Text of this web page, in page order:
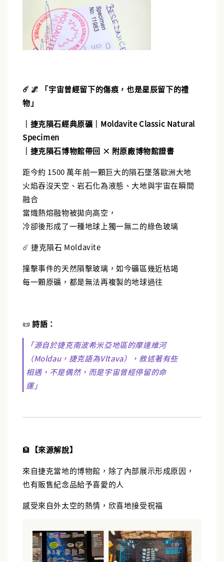
☄️ 🌌 「宇宙曾經留下的傷痕，也是星辰留下的禮
物」
｜捷克隕石經典原礦｜Moldavite Classic Natural
Specimen
｜捷克隕石博物館帶回 × 附原廠博物館證書
距今約 1500 萬年前一顆巨大的隕石墜落歐洲大地
火焰吞沒天空、岩石化為液態、大地與宇宙在瞬間
融合
當熾熱熔融物被拋向高空，
冷卻後形成了一種地球上獨一無二的綠色玻璃
☄️ 捷克隕石 Moldavite
撞擊事件的天然隕擊玻璃，如今礦區幾近枯竭
每一顆原礦，都是無法再複製的地球過往
📜詩語：
「源自於捷克南波希米亞地區的摩達維河
（Moldau，捷克語為Vltava），敘述著有些
相遇，不是偶然，而是宇宙曾經停留的命
運」
🏦 【來源解說】
來自捷克當地的博物館，除了內部展示形成原因，
也有販售紀念品給予喜愛的人
感受來自外太空的熱情，欣喜地接受祝福